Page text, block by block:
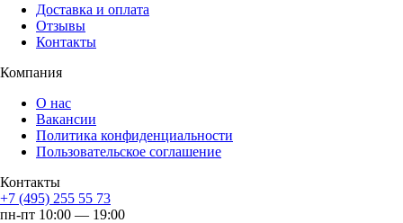
Доставка и оплата
Отзывы
Контакты
Компания
О нас
Вакансии
Политика конфиденциальности
Пользовательское соглашение
Контакты
+7 (495) 255 55 73
пн-пт 10:00 — 19:00